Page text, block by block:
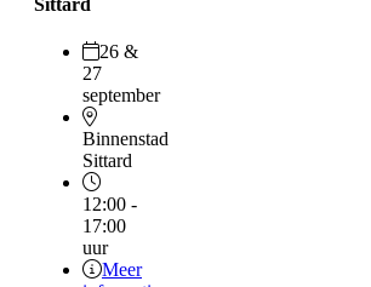
Sittard
26 &
27
september
Binnenstad
Sittard
12:00 -
17:00
uur
Meer